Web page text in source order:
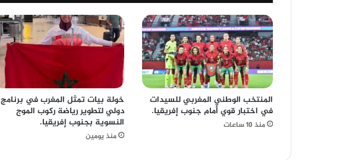
المنتخب الوطني المغربي للسيدات
في اختبار قوي أمام جنوب إفريقيا.
منذ 10 ساعات
خولة بيات تمثل المغرب في برنامج
دولي لتطوير رياضة ركوب الموج
النسوية بجنوب إفريقيا.
منذ يومين